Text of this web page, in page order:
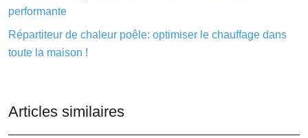
performante
Répartiteur de chaleur poêle: optimiser le chauffage dans
toute la maison !
Articles similaires